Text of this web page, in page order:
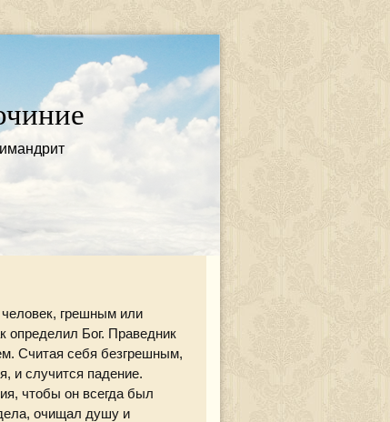
грешным или
определил Бог. Праведник
Считая себя безгрешным,
и случится падение.
чтобы он всегда был
очищал душу и